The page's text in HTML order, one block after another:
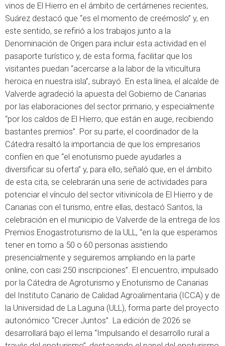
vinos de El Hierro en el ámbito de certámenes recientes,
Suárez destacó que “es el momento de creérnoslo” y, en
este sentido, se refirió a los trabajos junto a la
Denominación de Origen para incluir esta actividad en el
pasaporte turístico y, de esta forma, facilitar que los
visitantes puedan “acercarse a la labor de la viticultura
heroica en nuestra isla”, subrayó. En esta línea, el alcalde de
Valverde agradeció la apuesta del Gobierno de Canarias
por las elaboraciones del sector primario, y especialmente
“por los caldos de El Hierro, que están en auge, recibiendo
bastantes premios”. Por su parte, el coordinador de la
Cátedra resaltó la importancia de que los empresarios
confíen en que “el enoturismo puede ayudarles a
diversificar su oferta” y, para ello, señaló que, en el ámbito
de esta cita, se celebrarán una serie de actividades para
potenciar el vínculo del sector vitivinícola de El Hierro y de
Canarias con el turismo, entre ellas, destacó Santos, la
celebración en el municipio de Valverde de la entrega de los
Premios Enogastroturismo de la ULL, “en la que esperamos
tener en torno a 50 o 60 personas asistiendo
presencialmente y seguiremos ampliando en la parte
online, con casi 250 inscripciones”. El encuentro, impulsado
por la Cátedra de Agroturismo y Enoturismo de Canarias
del Instituto Canario de Calidad Agroalimentaria (ICCA) y de
la Universidad de La Laguna (ULL), forma parte del proyecto
autonómico “Crecer Juntos”. La edición de 2026 se
desarrollará bajo el lema “Impulsando el desarrollo rural a